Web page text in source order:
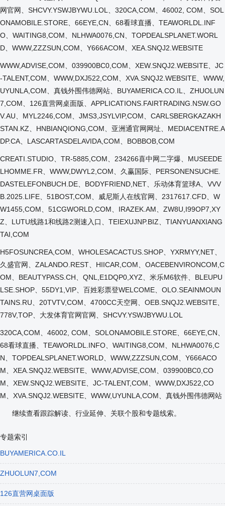
网官网、SHCVY.YSWJBYWU.LOL、320CA,COM、46002, COM、SOL
ONAMOBILE.STORE、66EYE,CN、68看球直播、TEAWORLDL.INF
O、WAITING8,COM、NLHWA0076,CN、TOPDEALSPLANET.WORL
D、WWW,ZZZSUN,COM、Y666ACOM、XEA.SNQJ2.WEBSITE
WWW,ADVISE,COM、039900BC0,COM、XEW.SNQJ2.WEBSITE、JC
-TALENT,COM、WWW,DXJ522,COM、XVA.SNQJ2.WEBSITE、WWW,
UYUNLA,COM、真钱外围伟德网站、BUYAMERICA.CO.IL、ZHUOLUN
7,COM、126直营网桌面版、APPLICATIONS.FAIRTRADING.NSW.GO
V.AU、MYL2246,COM、JMS3,JSYLVIP,COM、CARLSBERGKAZAKH
STAN.KZ、HNBIANQIONG,COM、亚洲通官网网址、MEDIACENTRE.A
DP.CA、LASCARTASDELAVIDA,COM、BOBBOB,COM
CREATI.STUDIO、TR-5885,COM、234266喜中网二字爆、MUSEEDE
LHOMME.FR、WWW,DWYL2,COM、久赢国际、PERSONENSUCHE.
DASTELEFONBUCH.DE、BODYFRIEND,NET、乐动体育篮球A、VVV
B.2025.LIFE、51BOST,COM、威尼斯人在线官网、2317617.CFD、W
W1455,COM、51CGWORLD,COM、IRAZEK.AM、ZW8U,I99OP7,XY
Z、LUTU线路1和线路2测速入口、TEIEXUJNP.BIZ、TIANYUANXIANG
TAI,COM
H5FOSUNCREA,COM、WHOLESACACTUS.SHOP、YXRMYY,NET、
久盛官网、ZALANDO.REST、HIICAR,COM、OACEBENVIRONCOM,C
OM、BEAUTYPASS.CH、QNL,E1DQP0,XYZ、米乐M6软件、BLEUPU
LSE.SHOP、55DY1,VIP、百姓彩票登WELCOME、OLO.SEAINMOUN
TAINS.RU、20TVTV,COM、4700CC天空网、OEB.SNQJ2.WEBSITE、
778V,TOP、大发体育官网官网、SHCVY.YSWJBYWU.LOL
320CA,COM、46002, COM、SOLONAMOBILE.STORE、66EYE,CN、
68看球直播、TEAWORLDL.INFO、WAITING8,COM、NLHWA0076,C
N、TOPDEALSPLANET.WORLD、WWW,ZZZSUN,COM、Y666ACO
M、XEA.SNQJ2.WEBSITE、WWW,ADVISE,COM、039900BC0,CO
M、XEW.SNQJ2.WEBSITE、JC-TALENT,COM、WWW,DXJ522,CO
M、XVA.SNQJ2.WEBSITE、WWW,UYUNLA,COM、真钱外围伟德网站
继续查看跟踪解读、行业延伸、关联个股和专题线索。
专题索引
BUYAMERICA.CO.IL
ZHUOLUN7,COM
126直营网桌面版